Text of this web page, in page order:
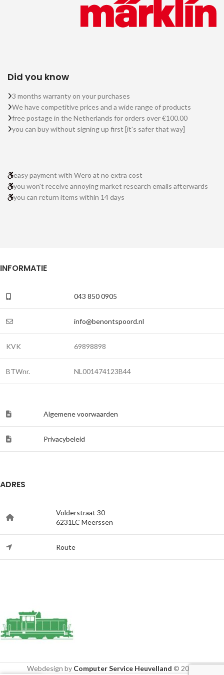
Did you know
3 months warranty on your purchases
We have competitive prices and a wide range of products
free postage in the Netherlands for orders over €100.00
you can buy without signing up first [it's safer that way]
easy payment with Wero at no extra cost
you won't receive annoying market research emails afterwards
you can return items within 14 days
INFORMATIE
043 850 0905
info@benontspoord.nl
KVK 69898898
BTWnr. NL001474123B44
Algemene voorwaarden
Privacybeleid
ADRES
Volderstraat 30
6231LC Meerssen
Route
Webdesign by Computer Service Heuvelland © 2020